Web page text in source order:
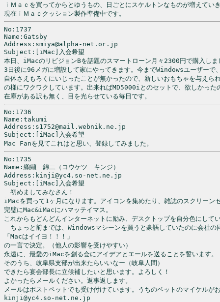
ｉＭａｃを買ってからとゆうもの、日ごとにスケルトンなものが増えてい
No:1737
Name:Gatsby
Address:smiya@alpha-net.or.jp
Subject:[iMac]入会希望
本日、iMacのリビジョンBを話題のスマートローン月々2300円で購入しま
3日後に96メガに増設して家にやってきます。今までWindowsユーザーで
自体さえもろくにいじったことが無かったので、新しいおもちゃを与えら
の様にワクワクしています。出来ればMD5000iとのセットで、欲しかった
No:1736
Name:takumi
Address:s1752@mail.webnik.ne.jp
Subject:[iMac]入会希望
No:1735
Name:纐纈　錦二（コウケツ　キンジ）
Address:kinji@yc4.so-net.ne.jp
Subject:[iMac]入会希望
初めましてみなさん！
iMacを買って1ヶ月になります。アイコンを集めたり、雑誌のスクリーン
完璧にMac&iMacにハマッテイマス。
これからもどんどんインターネットに励み、デスクトップを自分色にして
ちょっと前までは、Windowsマシーンを買うと豪語していたのに会社の
「Macはイイヨ！！！」
の一言で決定。（他人の影響を受けやすい）
永遠に、最愛のiMacを創る会にアイデアとエールを送ることを誓います。
そのうち、岐阜県支部が出来たらいいなー（岐阜人間）
できたら宴会部長に立候補したいと思います。よろしく！
よかったらメールください。返事返します。
メールはポストペットでも受け付けています。うちのペットのマイケルが
kinji@yc4.so-net.ne.jp